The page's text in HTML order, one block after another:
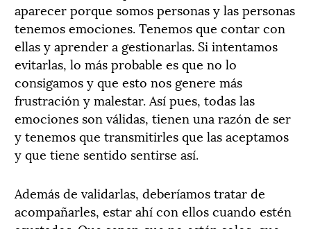
aparecer porque somos personas y las personas
tenemos emociones. Tenemos que contar con
ellas y aprender a gestionarlas. Si intentamos
evitarlas, lo más probable es que no lo
consigamos y que esto nos genere más
frustración y malestar. Así pues, todas las
emociones son válidas, tienen una razón de ser
y tenemos que transmitirles que las aceptamos
y que tiene sentido sentirse así.
Además de validarlas, deberíamos tratar de
acompañarles, estar ahí con ellos cuando estén